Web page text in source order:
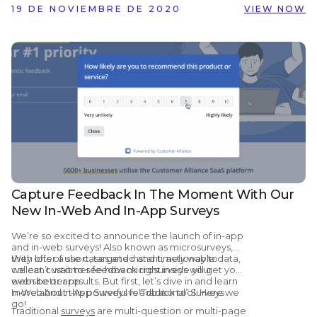
importantes que debes saber sobre las
19 DE NOVIEMBRE DE 2020 VIEW NOW
Capture Feedback In The Moment With Our
New In-Web And In-App Surveys
We’re so excited to announce the launch of in-app
and in-web surveys! Also known as microsurveys,
they offer a short, targeted and timely way to
collect customer feedback right inside your
website or app.
With lots of use cases and instant, actionable data,
we can’t wait to see how microsurveys will get you
even better results. But first, let’s dive in and learn
more about this powerful feedback tool. Here we
go!
In-Web And In-App Surveys vs “Traditional” Surveys
Traditional surveys are multi-question or multi-page